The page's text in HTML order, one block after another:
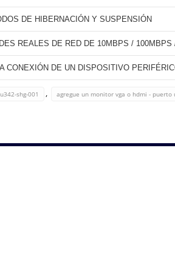
DE HIBERNACIÓN Y SUSPENSIÓN
REALES DE RED DE 10MBPS /
CONEXIÓN DE UN DISPOSITIVO
u342-shg-001 , agregue un monitor vga o hdmi -